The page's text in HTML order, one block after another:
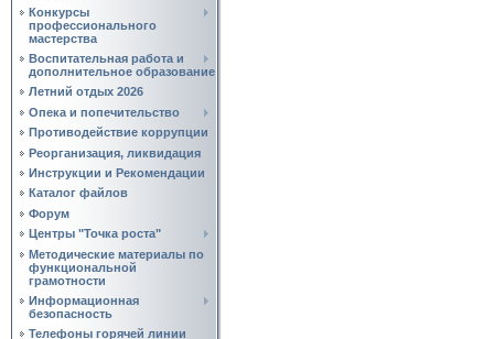
Конкурсы
профессионального
мастерства
Воспитательная работа и
дополнительное образование
Летний отдых 2026
Опека и попечительство
Противодействие коррупции
Реорганизация, ликвидация
Инструкции и Рекомендации
Каталог файлов
Форум
Центры "Точка роста"
Методические материалы по
функциональной
грамотности
Информационная
безопасность
Телефоны горячей линии